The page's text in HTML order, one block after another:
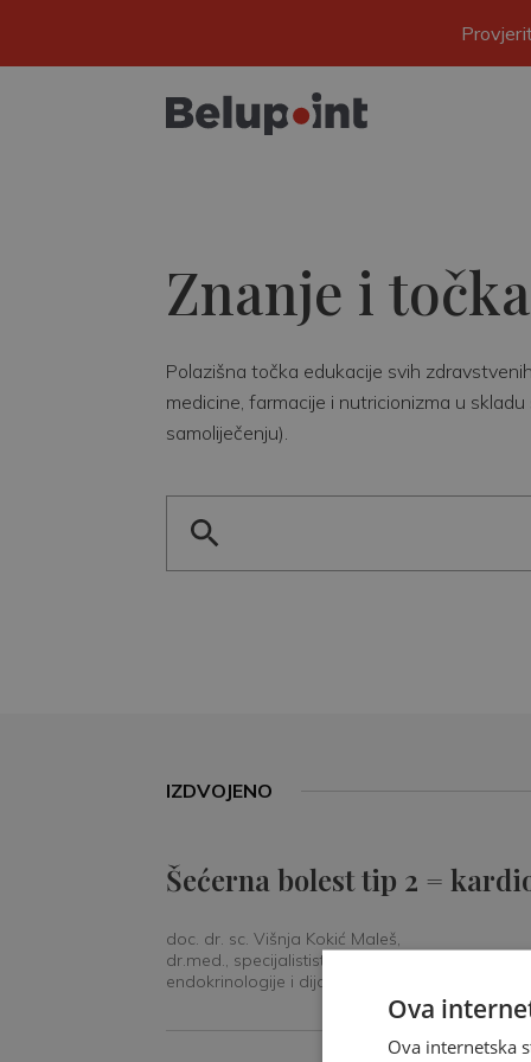
Znanje i točka
Polazišna točka edukacije svih
medicine, farmacije i nutricionizma u
samoliječenju).
IZDVOJENO
Šećerna bolest tip 2 =
doc. dr. sc. Višnja Kokić Maleš,
dr.med., specijalististica
endokrinologije i dijabetologije
Ova
Ova internetska